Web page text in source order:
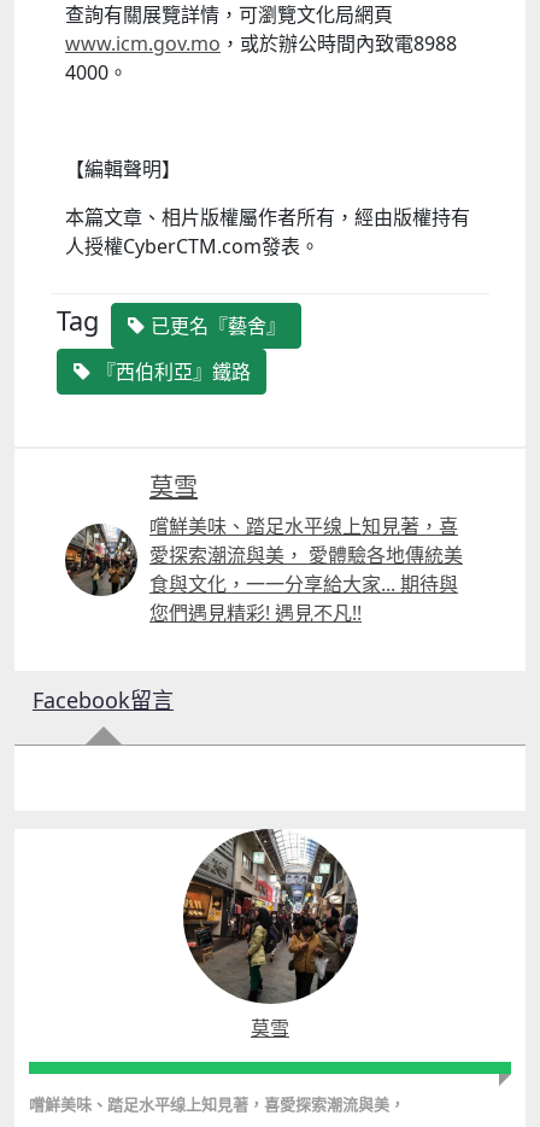
查詢有關展覽詳情，可瀏覽文化局網頁
www.icm.gov.mo ，或於辦公時間內致電8988
4000。
【編輯聲明】
本篇文章、相片版權屬作者所有，經由版權持有
人授權CyberCTM.com發表。
Tag
已更名『藝舍』
『西伯利亞』鐵路
莫雪
嚐鮮美味、踏足水平缐上知見著，喜
愛探索潮流與美， 愛體驗各地傳統美
食與文化，一一分享給大家... 期待與
您們遇見精彩! 遇見不凡!!
Facebook留言
莫雪
嚐鮮美味、踏足水平缐上知見著， 喜愛探索潮流與美 ，